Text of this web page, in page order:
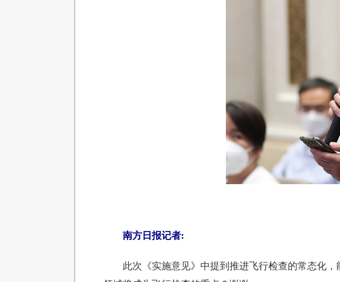
南方日报记者:
此次《实施意见》中提到推进飞行检查的常态化